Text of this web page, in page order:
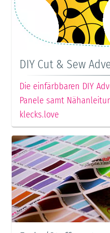
DIY Cut & Sew
Die einfärbbaren DIY
Panele samt
klecks.love